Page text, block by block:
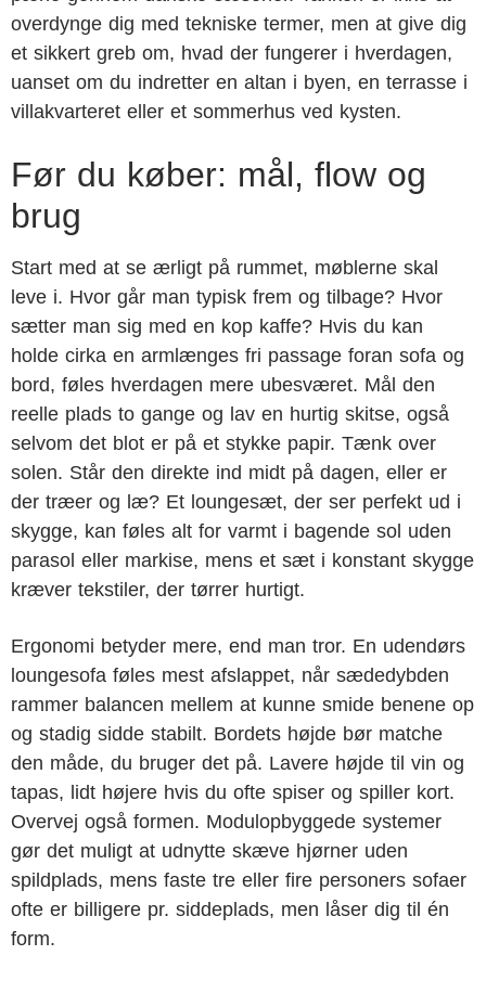
overdynge dig med tekniske termer, men at give dig
et sikkert greb om, hvad der fungerer i hverdagen,
uanset om du indretter en altan i byen, en terrasse i
villakvarteret eller et sommerhus ved kysten.
Før du køber: mål, flow og
brug
Start med at se ærligt på rummet, møblerne skal
leve i. Hvor går man typisk frem og tilbage? Hvor
sætter man sig med en kop kaffe? Hvis du kan
holde cirka en armlænges fri passage foran sofa og
bord, føles hverdagen mere ubesværet. Mål den
reelle plads to gange og lav en hurtig skitse, også
selvom det blot er på et stykke papir. Tænk over
solen. Står den direkte ind midt på dagen, eller er
der træer og læ? Et loungesæt, der ser perfekt ud i
skygge, kan føles alt for varmt i bagende sol uden
parasol eller markise, mens et sæt i konstant skygge
kræver tekstiler, der tørrer hurtigt.
Ergonomi betyder mere, end man tror. En udendørs
loungesofa føles mest afslappet, når sædedybden
rammer balancen mellem at kunne smide benene op
og stadig sidde stabilt. Bordets højde bør matche
den måde, du bruger det på. Lavere højde til vin og
tapas, lidt højere hvis du ofte spiser og spiller kort.
Overvej også formen. Modulopbyggede systemer
gør det muligt at udnytte skæve hjørner uden
spildplads, mens faste tre eller fire personers sofaer
ofte er billigere pr. siddeplads, men låser dig til én
form.